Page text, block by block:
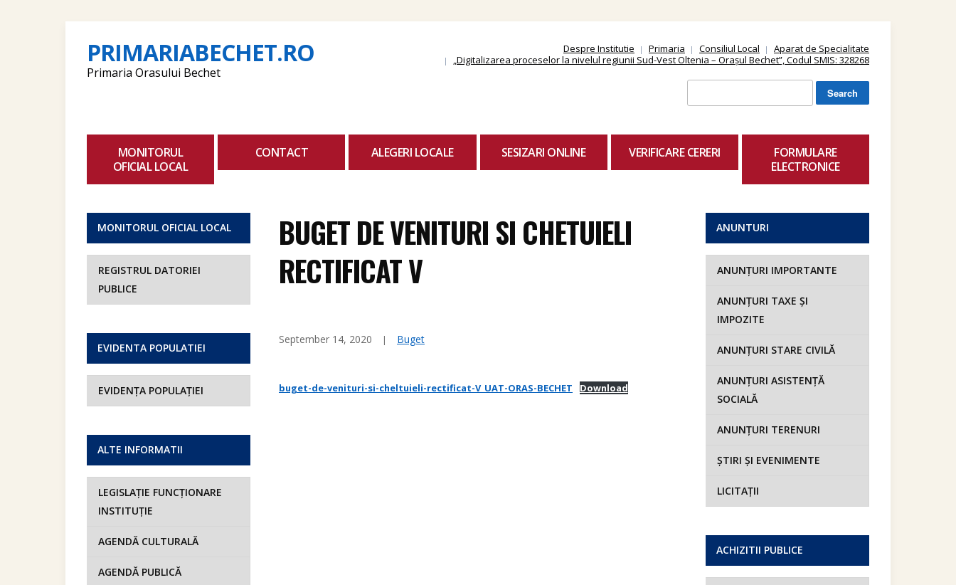
PRIMARIABECHET.RO
Primaria Orasului Bechet
Despre Institutie Primaria Consiliul Local
Aparat de Specialitate
„Digitalizarea proceselor la nivelul regiunii Sud-Vest Oltenia – Orașul Bechet”, Codul SMIS: 328268
for:
MONITORUL
OFICIAL LOCAL
CONTACT ALEGERI LOCALE SESIZARI ONLINE VERIFICARE CERERI
FORMULARE
ELECTRONICE
MONITORUL OFICIAL LOCAL
REGISTRUL DATORIEI
PUBLICE
EVIDENTA POPULATIEI
EVIDENȚA POPULAȚIEI
ALTE INFORMATII
LEGISLAȚIE FUNCȚIONARE
INSTITUȚIE
AGENDĂ CULTURALĂ
AGENDĂ PUBLICĂ
BUGET DE VENITURI SI CHETUIELI
RECTIFICAT V
September 14, 2020 Buget
buget-de-venituri-si-cheltuieli-rectificat-V_UAT-ORAS-BECHET Download
ANUNTURI
ANUNȚURI IMPORTANTE
ANUNȚURI TAXE ȘI
IMPOZITE
ANUNȚURI STARE CIVILĂ
ANUNȚURI ASISTENȚĂ
SOCIALĂ
ANUNȚURI TERENURI
ȘTIRI ȘI EVENIMENTE
LICITAȚII
ACHIZITII PUBLICE